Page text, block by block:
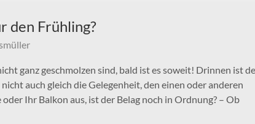
den Frühling?
ganz geschmolzen sind, bald ist es soweit! Drinnen ist
auch gleich die Gelegenheit, den einen oder anderen
Ihr Balkon aus, ist der Belag noch in Ordnung? – Ob